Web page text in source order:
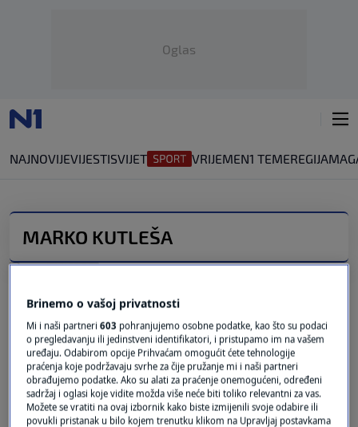
Oglas
NAJNOVIJEVIJESTISVIJET VRIJEMEN1 TEMEREGIJA
MARKO KUTLEŠA
Liječnik iz Zarazne: Prosječna dob
godina
|
Liječnik: Ako se ovo nastavi, možda ćemo
morati birati tko će na respirator
VIJESTI| 31. lis.| 0
Infektolog iz Zarazne: Neki pacijenti kažu
Brinemo o vašoj privatnosti
Mi i naši partneri603 pohranjujemo osobne podatke, kao što su podaci
o pregledavanju ili jedinstveni identifikatori, i pristupamo im na vašem
uređaju. Odabirom opcije Prihvaćam omogućit ćete tehnologije
praćenja koje podržavaju svrhe za čije pružanje mi i naši partneri
obrađujemo podatke. Ako su alati za praćenje onemogućeni, određeni
sadržaj i oglasi koje vidite možda više neće biti toliko relevantni za vas.
Možete se vratiti na ovaj izbornik kako biste izmijenili svoje odabire ili
povukli pristanak u bilo kojem trenutku klikom na Upravljaj postavkama